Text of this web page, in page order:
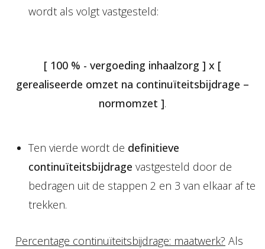
wordt als volgt vastgesteld:
[ 100 % - vergoeding inhaalzorg ] x [
gerealiseerde omzet na continuïteitsbijdrage –
normomzet ].
Ten vierde wordt de definitieve
continuïteitsbijdrage vastgesteld door de
bedragen uit de stappen 2 en 3 van elkaar af te
trekken.
Percentage continuïteitsbijdrage: maatwerk? Als